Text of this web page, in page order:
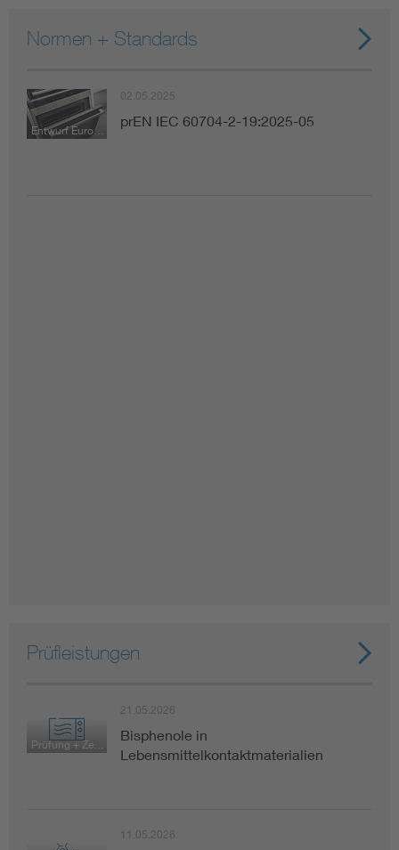
Normen + Standards
Entwurf Europäische Norm
02.05.2025
prEN IEC 60704-2-19:2025-05
Prüfleistungen
21.05.2026
Bisphenole in
Lebensmittelkontaktmaterialien
11.05.2026